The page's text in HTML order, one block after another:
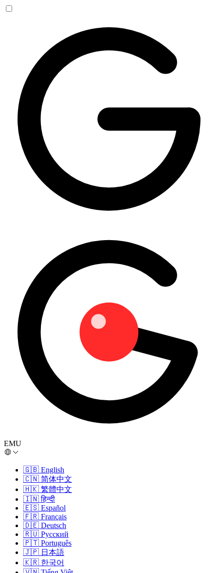
EMU
🇬🇧 English
🇨🇳 简体中文
🇭🇰 繁體中文
🇮🇳 हिन्दी
🇪🇸 Español
🇫🇷 Français
🇩🇪 Deutsch
🇷🇺 Русский
🇵🇹 Português
🇯🇵 日本語
🇰🇷 한국어